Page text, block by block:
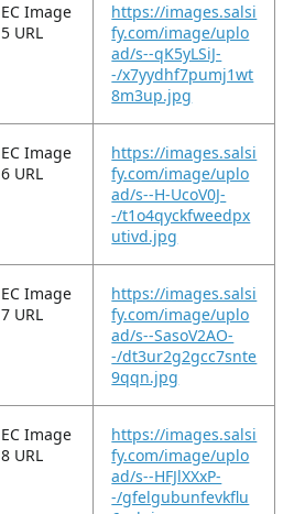
EC Image
5 URL
https://images.salsi
fy.com/image/uplo
ad/s--qK5yLSiJ-
-/x7yydhf7pumj1wt
8m3up.jpg
EC Image
6 URL
https://images.salsi
fy.com/image/uplo
ad/s--H-UcoV0J-
-/t1o4qyckfweedpx
utivd.jpg
EC Image
7 URL
https://images.salsi
fy.com/image/uplo
ad/s--SasoV2AO-
-/dt3ur2g2gcc7snte
9qqn.jpg
EC Image
8 URL
https://images.salsi
fy.com/image/uplo
ad/s--HFJlXXxP-
-/gfelgubunfevkflu